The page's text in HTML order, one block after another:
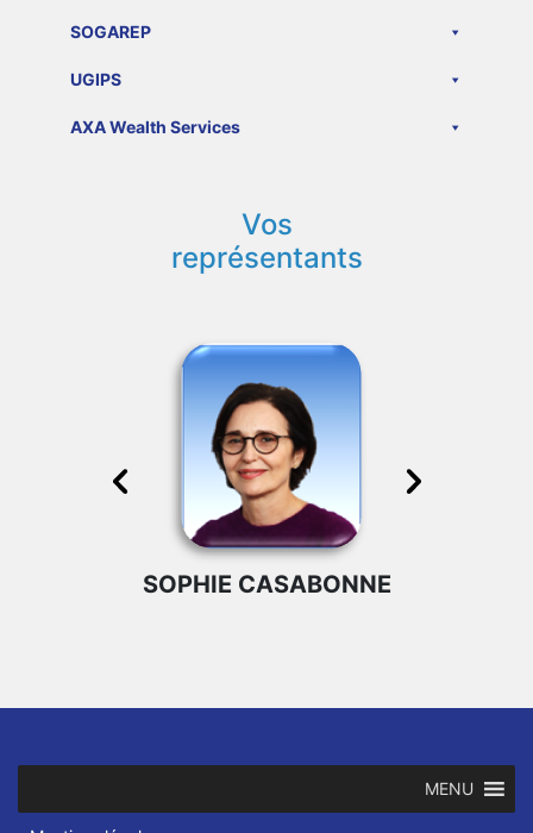
SOGAREP
UGIPS
AXA Wealth Services
Vos
représentants
SOPHIE CASABONNE
MENU